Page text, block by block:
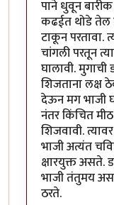
पाने धुवून
कढईत थोडे तेल
टाकून परतावा.
चांगली परतून
घालावी.
शिजताना लक्ष
देऊन मग भाजी
नंतर किंचित
शिजवावी.
भाजी अत्यंत
क्षारयुक्त असते.
भाजी तंतुमय
ठरते.